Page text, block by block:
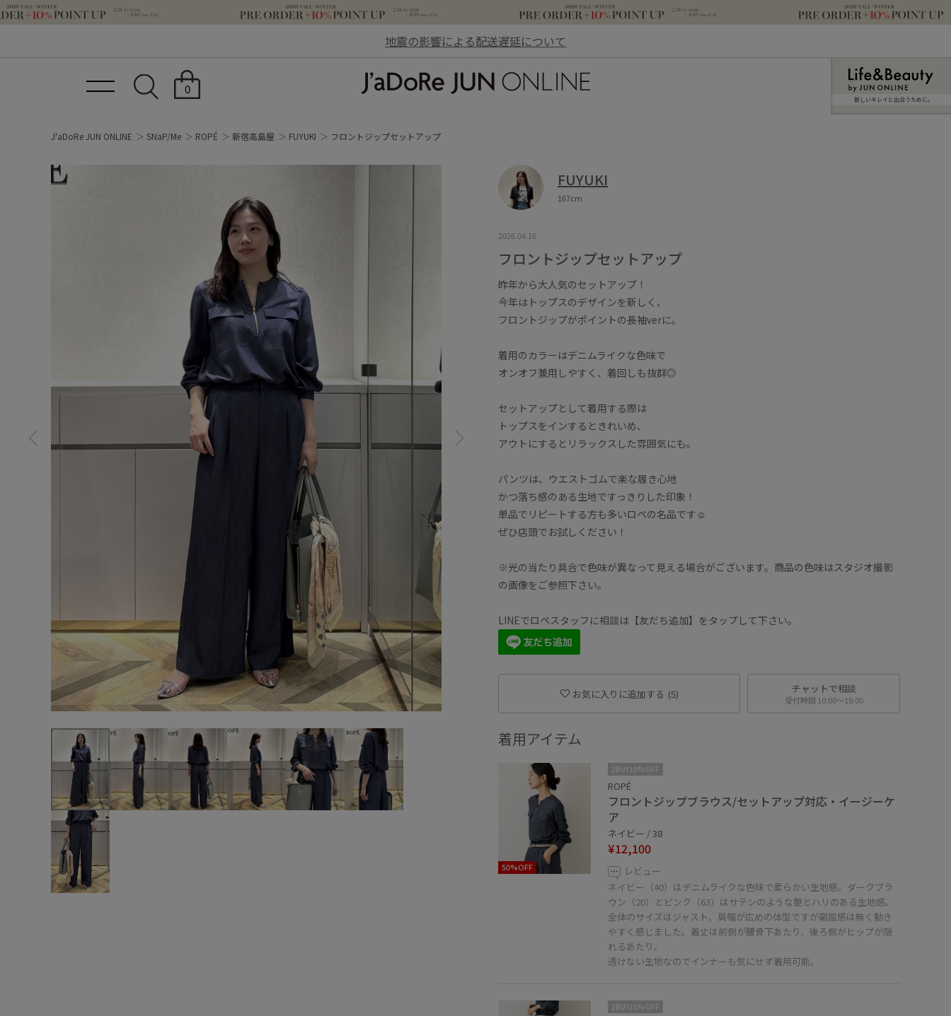
地震の影響による配送遅延について
0
新しいキレイと出合うために。
J'aDoRe JUN ONLINE SNaP/Me ROPÉ 新宿高島屋 FUYUKI フロントジップセットアップ
FUYUKI
167cm
2026.04.16
フロントジップセットアップ
昨年から大人気のセットアップ！
今年はトップスのデザインを新しく、
フロントジップがポイントの長袖verに。
着用のカラーはデニムライクな色味で
オンオフ兼用しやすく、着回しも抜群◎
セットアップとして着用する際は
トップスをインするときれいめ、
アウトにするとリラックスした雰囲気にも。
パンツは、ウエストゴムで楽な履き心地
かつ落ち感のある生地ですっきりした印象！
単品でリピートする方も多いロペの名品です☺︎
ぜひ店頭でお試しください！
※光の当たり具合で色味が異なって見える場合がございます。商品の色味はスタジオ撮影
の画像をご参照下さい。
LINEでロペスタッフに相談は【友だち追加】をタップして下さい。
お気に入りに追加する (5) チャットで相談
受付時間 10:00〜19:00
着用アイテム
50%OFF
2BUY10%OFF
ROPÉ
フロントジップブラウス/セットアップ対応・イージーケ
ア
ネイビー / 38
¥12,100
レビュー
ネイビー（40）はデニムライクな色味で柔らかい生地感。ダークブラ
ウン（20）とピンク（63）はサテンのような艶とハリのある生地感。
全体のサイズはジャスト、肩幅が広めの体型ですが窮屈感は無く動き
やすく感じました。着丈は前側が腰骨下あたり、後ろ側がヒップが隠
れるあたり。
透けない生地なのでインナーも気にせず着用可能。
2BUY10%OFF